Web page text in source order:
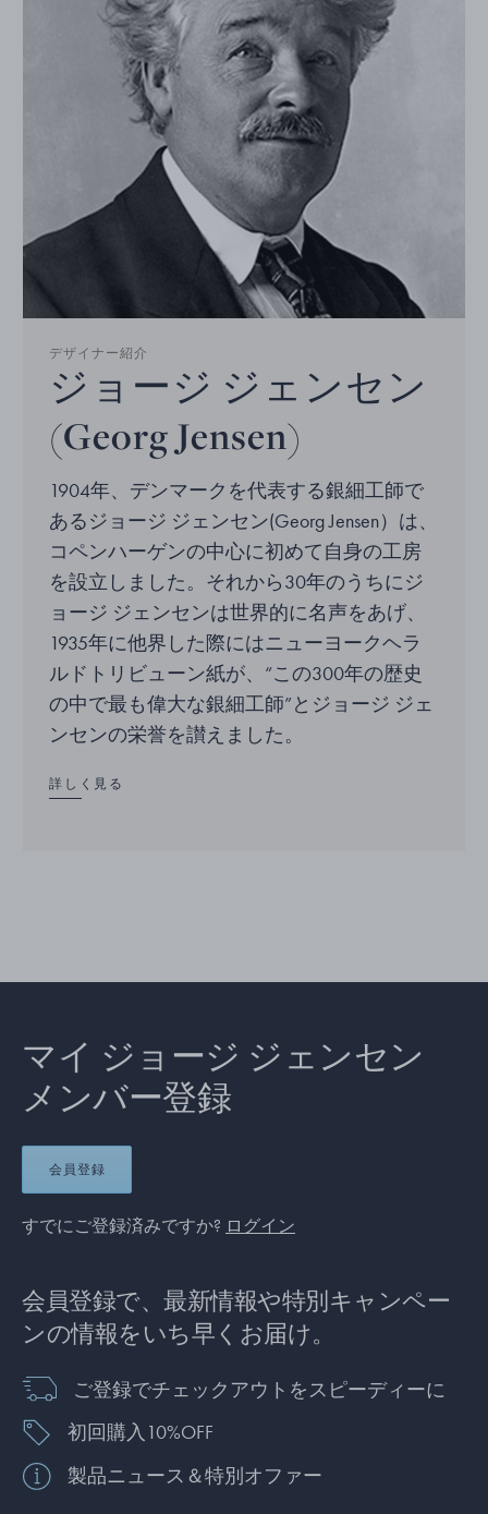
デザイナー紹介
ジョージ ジェンセン
(Georg Jensen)
1904年、デンマークを代表する銀細工師で
あるジョージ ジェンセン(Georg Jensen）は、
コペンハーゲンの中心に初めて自身の工房
を設立しました。それから30年のうちにジ
ョージ ジェンセンは世界的に名声をあげ、
1935年に他界した際にはニューヨークヘラ
ルドトリビューン紙が、“この300年の歴史
の中で最も偉大な銀細工師”とジョージ ジェ
ンセンの栄誉を讃えました。
詳しく見る
マイ ジョージ ジェンセン
メンバー登録
会員登録
すでにご登録済みですか? ログイン
会員登録で、最新情報や特別キャンペー
ンの情報をいち早くお届け。
ご登録でチェックアウトをスピーディーに
初回購入10%OFF
製品ニュース＆特別オファー